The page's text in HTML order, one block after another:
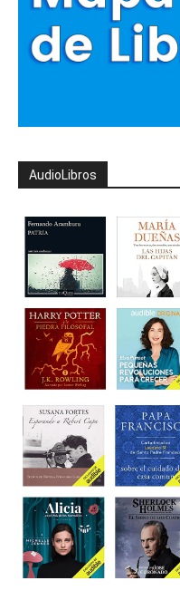
AudioLibros